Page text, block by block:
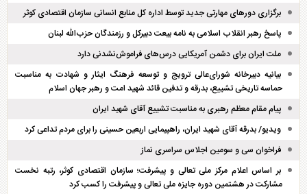
برگزاری دور‌های مهارتی جدید توسط اداره کل منابع انسانی سازمان اقتصادی کوثر
پاسخ رهبر انقلاب اسلامی به نامه بیعت دبیرکل و رزمندگان حزب‌الله لبنان
ملت ایران برای دشمن آمریکایی درس‌های فراموش‌نشدنی دارد
بیانیه دبیرخانه شورای‌عالی ترویج و توسعه فرهنگ ایثار و شهادت به مناسبت
حماسه تاریخی تشییع، بدرقه و تدفین قائد شهید امت و رهبر جهان اسلام
پیام مقام معظم رهبری به مناسبت تشییع آقای شهید ایران
ویدیو/ بدرقه آقای شهید ایران، راهپیمایی اربعین حسینی را برای مردم تداعی کرد
فراخوان سی و سومین اجلاس سراسری نماز
بر اساس اعلام مرکز ملی تعالی و پیشرفت؛ سازمان اقتصادی کوثر، رتبه نخست
مشارکت در هشتمین دوره جایزه ملی تعالی و پیشرفت را کسب کرد